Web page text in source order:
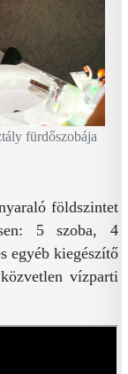
fürdőszobája
földszintet
5 szoba, 4
egyéb kiegészítő
vízparti